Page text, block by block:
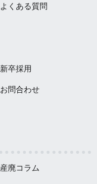
よくある質問
新卒採用
お問合わせ
産廃コラム